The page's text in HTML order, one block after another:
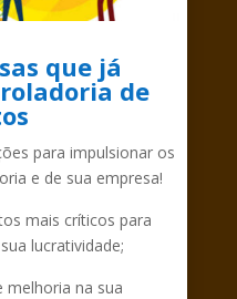
que já
de
para impulsionar os
e de sua empresa!
mais críticos para
lucratividade;
melhoria na sua